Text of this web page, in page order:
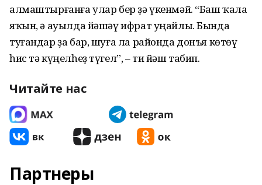
алмаштырғанға улар бер ҙә үкенмәй. “Баш ҡала
яҡын, ә ауылда йәшәү ифрат уңайлы. Бында
туғандар ҙа бар, шуға ла районда донъя көтөү
һис тә күңелһеҙ түгел”, – ти йәш табип.
Читайте нас
Партнеры